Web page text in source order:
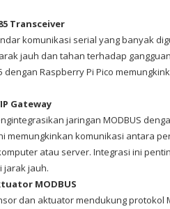
Transceiver
komunikasi serial yang banyak
jauh dan tahan terhadap
dengan Raspberry Pi Pico
Gateway
jaringan MODBUS
memungkinkan komunikasi antara
atau server. Integrasi ini
jarak jauh.
MODBUS
dan aktuator mendukung